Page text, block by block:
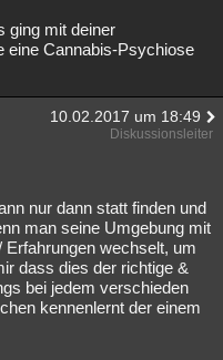
ging mit deiner
eine Cannabis-Psychiose
10.02.2017 um 18:49
Diskussionsleiter
nur dann statt finden und
man seine Umgebung mit
wechselt, um
dass dies der richtige &
bei jedem verschieden
kennenlernt der einem